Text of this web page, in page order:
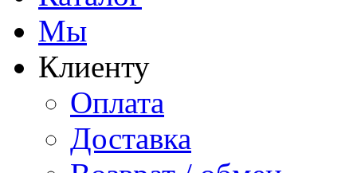
Мы
Клиенту
Оплата
Доставка